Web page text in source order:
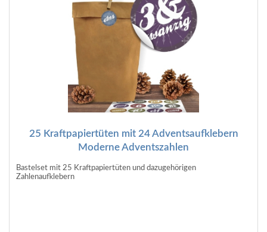
25 Kraftpapiertüten mit 24 Adventsaufklebern
Moderne Adventszahlen
Bastelset mit 25 Kraftpapiertüten und dazugehörigen
Zahlenaufklebern